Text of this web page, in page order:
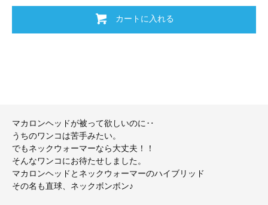
カートに入れる
マカロンヘッドが被って欲しいのに‥
うちのワンコは苦手みたい。
でもネックウォーマーなら大丈夫！！
そんなワンコにお待たせしました。
マカロンヘッドとネックウォーマーのハイブリッド
その名も直球、ネックボンボン♪